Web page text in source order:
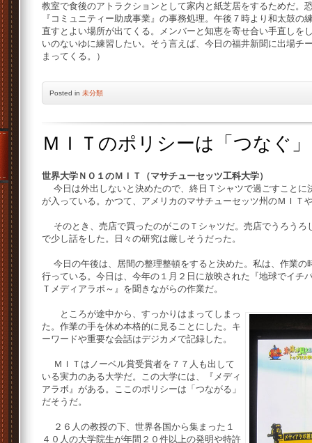
教室で食後のアトラクションとして家内と紙芝居をするためだ。
『コミュニティー助成事業』の事務処理。午後７時より和太鼓
直すとよい場所が出てくる。メンバーと知恵を寄せ合い手直しを
いのないゆに練習したい。そう言えば、今日の福井新聞に出場チ
まってくる。）
Posted in 未分類
ＭＩＴのポリシーは「つなぐ」
世界大学ＮＯ１のＭＩＴ（マサチューセッツ工科大学）
今日は外出しないと決めたので、終日Ｔシャツで過ごすことに
が入っている。かつて、アメリカのマサチューセッツ州のＭＩＴ
そのとき、売店で買ったのがこのＴシャツだ。売店でうろうろ
で少し話をした。日々の研究は厳しそうだった。
今日の午後は、居間の整理整頓をすると決めた。私は、作業の
行っている。今日は、今年の１月２日に放映された『地球でイ
Ｔメディアラボ～』を聞きながらの作業だ。
ところが途中から、すっかりはまってしまっ
た。作業の手を休め本格的に見ることにした。キ
ーワードや重要な会話はデジカメで記録した。
ＭＩＴはノーベル賞受賞者を７７人も出して
いる実力のある大学だ。この大学には、『メディ
アラボ』がある。ここのポリシーは「つながる」
だそうだ。
２６人の教授の下、世界各国から集まった１
４０人の大学院生が年間２０件以上の発明や特許